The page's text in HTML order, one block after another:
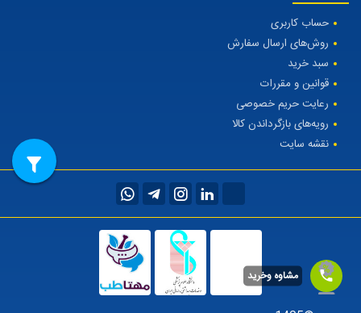
حساب کاربری
روش‌های ارسال سفارش
سبد خرید
قوانین و مقررات
رعایت حریم خصوصی
رویه‌های بازگرداندن کالا
نقشه سایت
مشاوه وخرید